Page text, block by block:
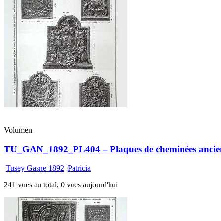
Volumen
TU_GAN_1892_PL404 – Plaques de cheminées
Tusey Gasne 1892 Patricia
241 vues au total, 0 vues aujourd'hui